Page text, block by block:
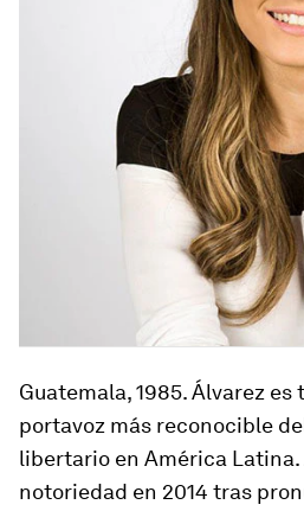
Guatemala, 1985. Álvarez es
portavoz más reconocible
libertario en América Latina.
notoriedad en 2014 tras